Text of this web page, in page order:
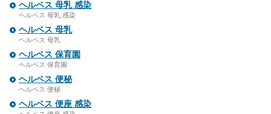
ヘルペス 母乳 感染
ヘルペス 母乳 感染
ヘルペス 母乳
ヘルペス 母乳
ヘルペス 保育園
ヘルペス 保育園
ヘルペス 便秘
ヘルペス 便秘
ヘルペス 便座 感染